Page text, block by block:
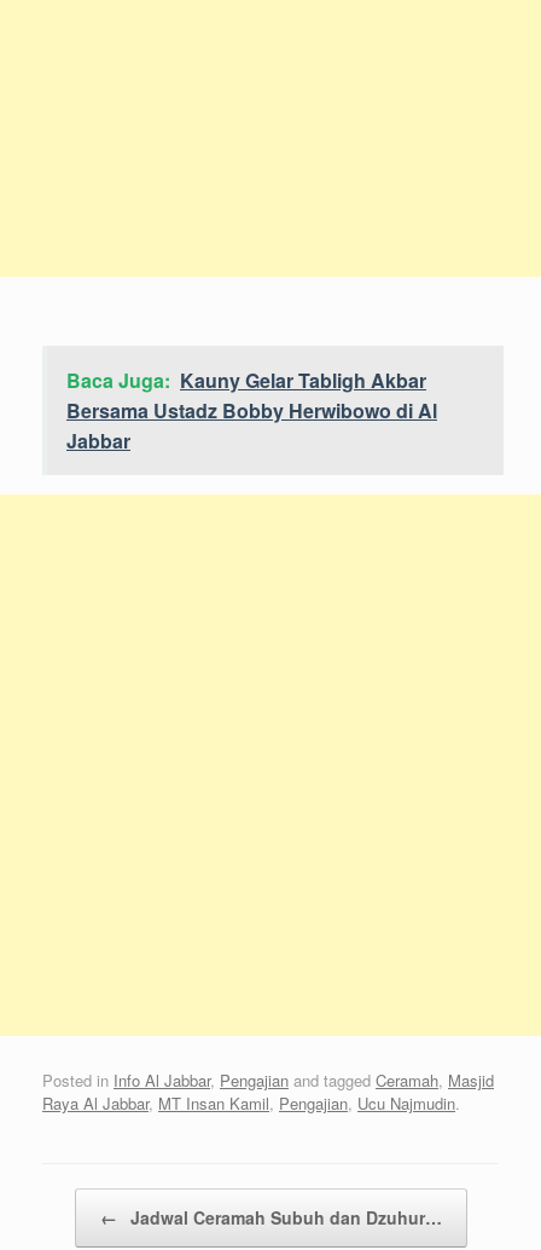
Baca Juga: Kauny Gelar Tabligh Akbar
Bersama Ustadz Bobby Herwibowo di Al
Jabbar
Posted in Info Al Jabbar, Pengajian and tagged Ceramah, Masjid
Raya Al Jabbar, MT Insan Kamil, Pengajian, Ucu Najmudin.
← Jadwal Ceramah Subuh dan Dzuhur…